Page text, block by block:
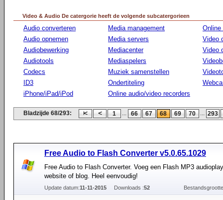
Video & Audio De catergorie heeft de volgende subcatergorieen
Audio converteren
Audio opnemen
Audiobewerking
Audiotools
Codecs
ID3
iPhone/iPad/iPod
Media management
Media servers
Mediacenter
Mediaspelers
Muziek samenstellen
Ondertiteling
Online audio/video recorders
Online
Video
Video
Bladzijde 68/293: 1 ... 66 67 68 69 70 ... 293
Free Audio to Flash Converter v5.0.65.1029
Free Audio to Flash Converter. Voeg een Flash MP3
website of blog. Heel eenvoudig!
Update datum:11-11-2015 Downloads :52